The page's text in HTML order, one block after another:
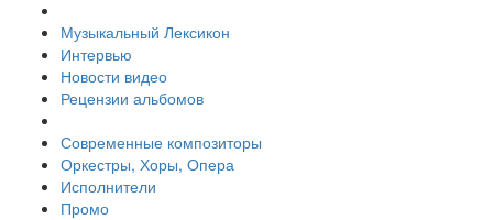
Музыкальный Лексикон
Интервью
Новости видео
Рецензии альбомов
Современные композиторы
Оркестры, Хоры, Опера
Исполнители
Промо